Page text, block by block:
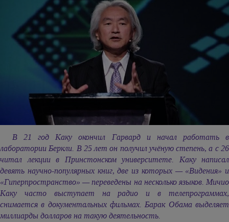
В 21 год Каку окончил Гарвард и начал работать в
лаборатории Беркли. В 25 лет он получил учёную степень, а с 26
читал лекции в Принстонском университете. Каку написал
девять научно-популярных книг, две из которых — «Видения» и
«Гиперпространство» — переведены на несколько языков. Мичио
Каку часто выступает на радио и в телепрограммах,
снимается в документальных фильмах. Барак Обама выделяет
миллиарды долларов на такую деятельность.